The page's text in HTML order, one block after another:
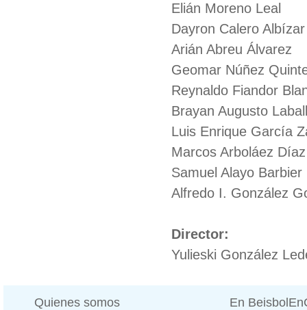
Elián Moreno Leal
Dayron Calero Albízar
Arián Abreu Álvarez
Geomar Núñez
Reynaldo Fiandor
Brayan Augusto
Luis Enrique García
Marcos Arboláez
Samuel Alayo Barbier
Alfredo I. González
Director:
Yulieski González
Quienes somos En